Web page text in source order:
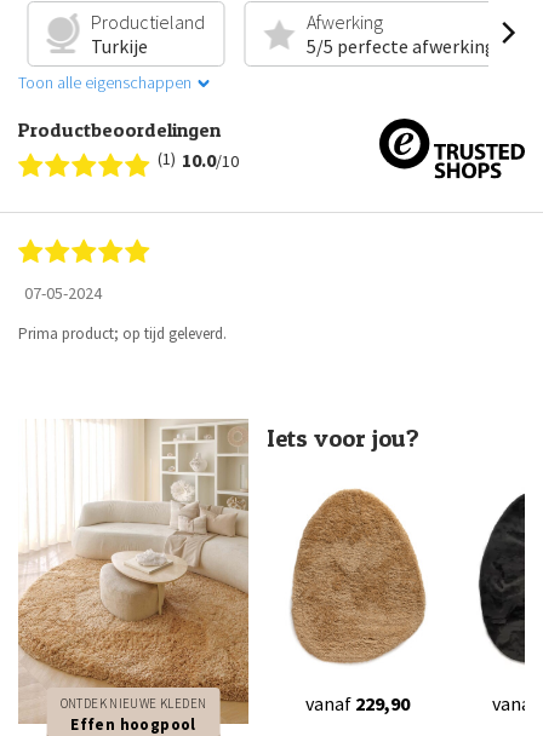
Productieland
Turkije
Afwerking
5/5 perfecte afwerking
Toon alle eigenschappen
Productbeoordelingen
(1) 10.0/10
07-05-2024
Prima product; op tijd geleverd.
ONTDEK NIEUWE KLEDEN
Effen hoogpool
Iets voor jou?
vanaf 229,90 vanaf